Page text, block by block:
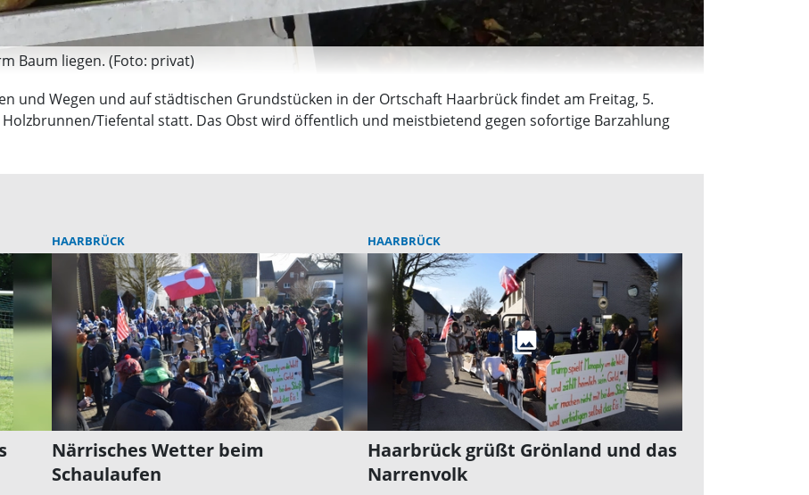
Baum liegen. (Foto: privat)
und Wegen und auf städtischen Grundstücken in der Ortschaft Haarbrück findet am Freitag, 5.
Tiefental statt. Das Obst wird öffentlich und meistbietend gegen sofortige Barzahlung
HAARBRÜCK
Närrisches Wetter beim
Schaulaufen
HAARBRÜCK
Haarbrück grüßt Grönland und das
Narrenvolk